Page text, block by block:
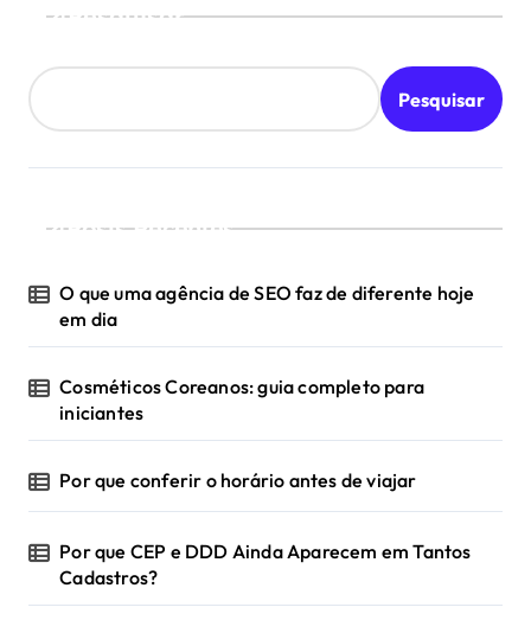
Pesquisar
Pesquisar
Posts Recentes
O que uma agência de SEO faz de diferente hoje
em dia
Cosméticos Coreanos: guia completo para
iniciantes
Por que conferir o horário antes de viajar
Por que CEP e DDD Ainda Aparecem em Tantos
Cadastros?